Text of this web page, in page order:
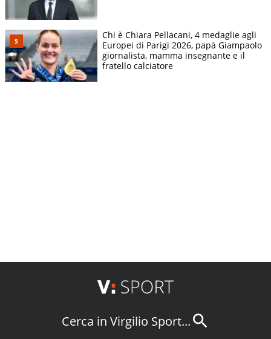
Chi è Chiara Pellacani, 4 medaglie agli
Europei di Parigi 2026, papà Giampaolo
giornalista, mamma insegnante e il
fratello calciatore
Cerca in Virgilio Sport...